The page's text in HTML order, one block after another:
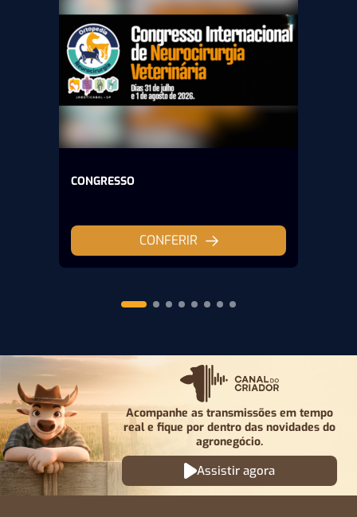
CONGRESSO
CONFERIR
Acompanhe as transmissões em tempo
real e fique pordentro das novidades do
agronegócio.
Assistir agora